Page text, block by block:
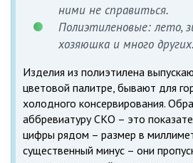
ними не справиться.
Полиэтиленовые: лето,
хозяюшка и много других.
Изделия из полиэтилена
цветовой палитре, бывают для
холодного консервирования.
аббревиатуру СКО – это
цифры рядом – размер в
существенный минус – они